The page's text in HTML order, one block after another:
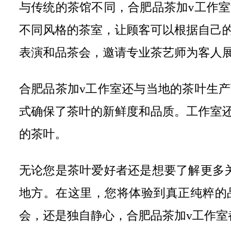
与传统的茶馆不同，合肥品茶加v工作
不同风格的茶室，让顾客可以根据自己
表演和品茶会，邀请专业茶艺师为客人
合肥品茶加v工作室还与当地的茶叶生
式确保了茶叶的新鲜度和品质。工作室
的茶叶。
无论您是茶叶爱好者还是想要了解更
地方。在这里，您将体验到真正纯粹
会，还是独自静心，合肥品茶加v工作室